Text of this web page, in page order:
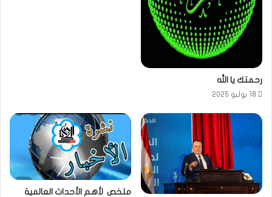
رحمتك يا الله
18 يوليو 2025
ملخص لأهم الأحداث العالمية